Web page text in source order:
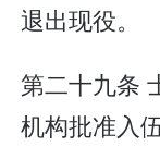
退出现役。
第二十九条
机构批准入